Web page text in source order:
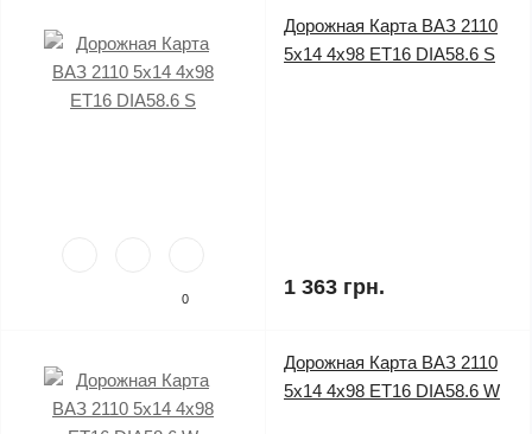
0
Дорожная Карта ВАЗ 2110
5x14 4x98 ET16 DIA58.6 S
1 363 грн.
Дорожная Карта ВАЗ 2110
5x14 4x98 ET16 DIA58.6 W